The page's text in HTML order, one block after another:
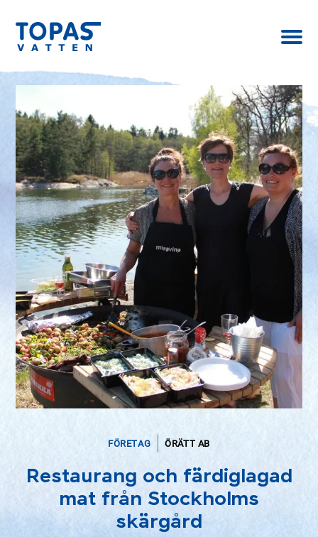
FÖRETAG ÖRÄTT AB
Restaurang och färdiglagad
mat från Stockholms
skärgård